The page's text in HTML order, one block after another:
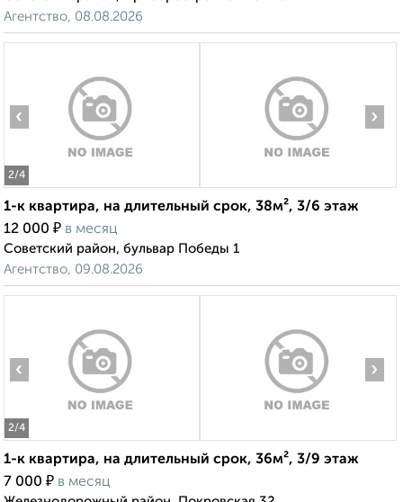
Агентство, 08.08.2026
2/4
‹ ›
1-к квартира, на длительный срок, 38м², 3/6 этаж
12 000 ₽ в месяц
Советский район, бульвар Победы 1
Агентство, 09.08.2026
2/4
‹ ›
1-к квартира, на длительный срок, 36м², 3/9 этаж
7 000 ₽ в месяц